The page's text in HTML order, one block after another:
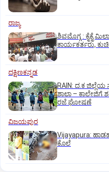
ರಾಜ್ಯ
ಶಿವಮೊಗ್ಗ : ಕೈಕೈ
ಕಾರ್ಯಕರ್ತರು,
ದಕ್ಷಿಣಕನ್ನಡ
RAIN: ದ.ಕ ಜಿಲ್ಲೆಯ
ಶಾಲಾ – ಕಾಲೇಜಿಗೆ
ರಜೆ ಘೋಷಣೆ
ವಿಜಯಪುರ
Vijayapura:
ಕೊಲೆ